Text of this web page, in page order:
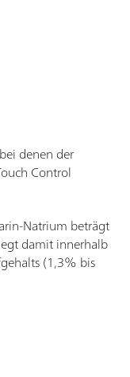
denen der
Control
Natrium beträgt
damit innerhalb
(1,3% bis